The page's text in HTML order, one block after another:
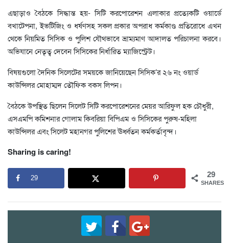
এছাড়াও বৈঠকে সিদ্ধান্ত হয়- সিটি করপোরেশন এলাকার প্রত্যেকটি ওয়ার্ডে
বখাটেপনা, ইভটিজিং ও ধর্ষণসহ সকল প্রকার অপরাধ কর্মকাণ্ড প্রতিরোধে এখন
থেকে নিয়মিত সিসিক ও পুলিশ যৌথভাবে ভ্রাম্যমাণ আদালত পরিচালনা করবে।
অভিযানে নেতৃত্ব দেবেন সিসিকের নির্ধারিত ম্যাজিস্ট্রেট।
বিষয়গুলো দৈনিক সিলেটের সময়কে জানিয়েছেন সিসিক’র ২৬ নং ওয়ার্ড
কাউন্সিলর মোহাম্মদ তৌফিক বকস লিপন।
বৈঠকে উপস্থিত ছিলেন সিলেট সিটি করপোরেশনের মেয়র আরিফুল হক চৌধুরী,
এসএমপি কমিশনার গোলাম কিবরিয়া বিপিএম ও সিসিকের পুরুষ-মহিলা
কাউন্সিলর এবং সিলেট মহানগর পুলিশের ঊর্ধ্বতন কর্মকর্তাবৃন্দ।
Sharing is caring!
29
SHARES
29